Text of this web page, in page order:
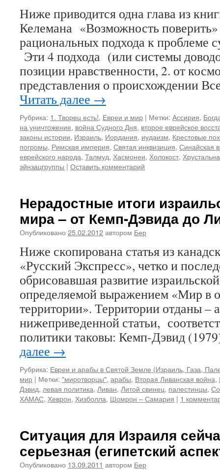
Ниже приводится одна глава из
Келемана «Возможность поверить»
рациональных подхода к проблеме
Эти 4 подхода (или системы
позиции нравственности, 2. от
представления о происхождении
Читать далее →
Рубрика: 1. Творец есть!, Евреи и мир | Метки: Ассирия,
на уничтожение, война Судного Дня, второе еврейское
законы истории, Израиль, Иордания, иудаизм, Крестовые
погромы, Римская империя, Святая инквизиция, Синайская
еврейского народа, Талмуд, Хасмонеи, Холокост,
эйнзацгруппы | Оставить комментарий
Нерадостные итоги
мира – от Кемп-Дэвида до
Опубликовано 25.02.2012автором Бер
Ниже скопирована статья из
«Русский Экспресс», четко и
обрисовавшая развитие
определяемой выражением «Мир в
территории». Территории отданы –
нижеприведенной статьи,
политики таковы: Кемп-Дэвид
далее →
Рубрика: Евреи и арабы в Святой Земле (Израиль, Газа,
мир | Метки: "миротворцы", арабы, Вторая Ливанская война,
Дэвид, левая политика, Ливан, Литой свинец, палестинцы,
ХАМАС, Хеврон, Хизболла, Шомрон – Самария | 1
Ситуация для Израиля
серьезная (египетский
Опубликовано 13.09.2011 автором Бер